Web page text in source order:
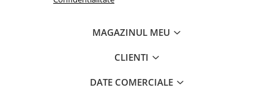
MAGAZINUL MEU
CLIENTI
DATE COMERCIALE